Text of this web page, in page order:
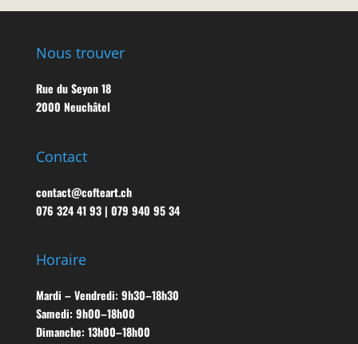
Nous trouver
Rue du Seyon 18
2000 Neuchâtel
Contact
contact@cofteart.ch
076 324 41 93 | 079 940 95 34
Horaire
Mardi – Vendredi: 9h30–18h30
Samedi: 9h00–18h00
Dimanche: 13h00–18h00